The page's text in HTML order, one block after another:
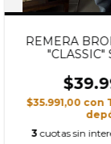
REMERA
"CLASSIC"
$35.991,00 con
3 cuotas sin